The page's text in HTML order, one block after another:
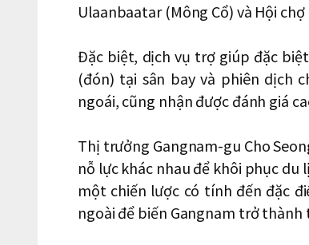
Ulaanbaatar (Mông Cổ) và Hội
Đặc biệt, dịch vụ trợ giúp đặc
(đón) tại sân bay và phiên dịch
ngoái, cũng nhận được đánh giá
Thị trưởng Gangnam-gu Cho
nỗ lực khác nhau để khôi phục du
một chiến lược có tính đến đặc
ngoài để biến Gangnam trở